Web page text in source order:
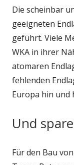
Die scheinbar
geeigneten
geführt. Viele
WKA in ihrer
atomaren
fehlenden
Europa hin und
Und
Für den Bau